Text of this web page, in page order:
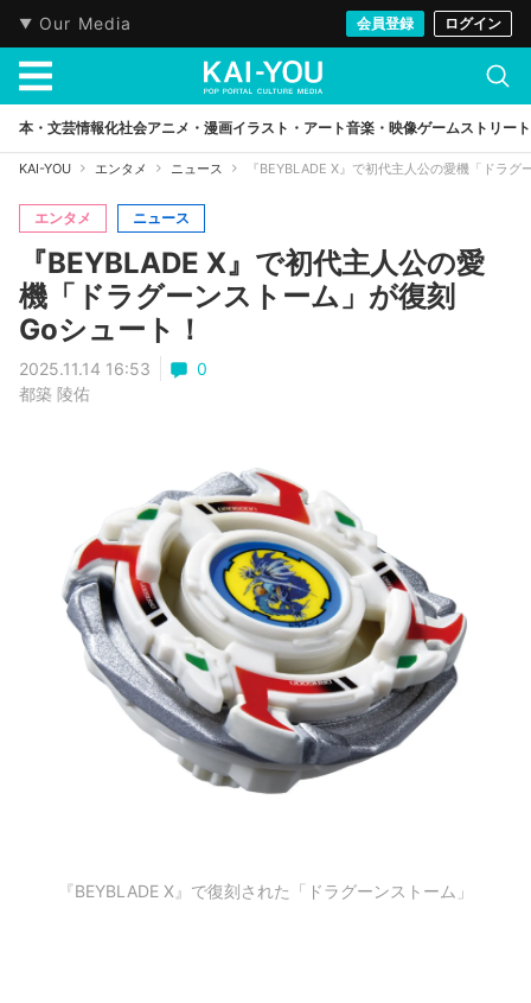
Our Media 会員登録 ログイン
本・文芸情報化社会アニメ・漫画イラスト・アート音楽・映像ゲームストリート
KAI-YOU エンタメ ニュース 『BEYBLADE X』で初代主人公の愛機「ドラ
エンタメ ニュース
『BEYBLADE X』で初代主人公の愛
機「ドラグーンストーム」が復刻
Goシュート！
2025.11.14 16:53
0
都築 陵佑
『BEYBLADE X』で復刻された「ドラグーンストーム」